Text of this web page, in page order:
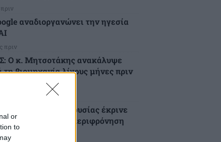
or
to
αναδιοργανώνει την ηγεσία
πριν
Ο κ. Μητσοτάκης ανακάλυψε
τη βιομηχανία λίγους μήνες πριν
Επιτροπή της Γερουσίας έκρινε
τον Φάουτσι για περιφρόνηση